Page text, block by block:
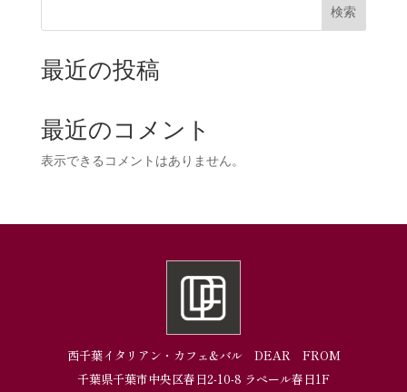
検索
最近の投稿
最近のコメント
表示できるコメントはありません。
西千葉イタリアン・カフェ&バル DEAR FROM
千葉県千葉市中央区春日2-10-8 ラペール春日1F